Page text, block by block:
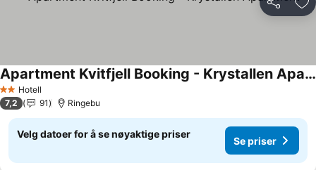
Del
2 Stjerner
Hotell
Apartment Kvitfjell Booking - Krystallen Apartment
7,2 91 Ringebu
Velg datoer for å se nøyaktige priser
Se priser